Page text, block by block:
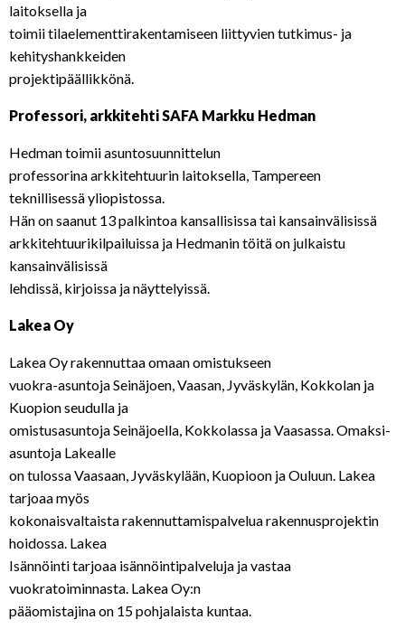
laitoksella ja
toimii tilaelementtirakentamiseen liittyvien tutkimus- ja
kehityshankkeiden
projektipäällikkönä.
Professori, arkkitehti SAFA Markku Hedman
Hedman toimii asuntosuunnittelun
professorina arkkitehtuurin laitoksella, Tampereen
teknillisessä yliopistossa.
Hän on saanut 13 palkintoa kansallisissa tai kansainvälisissä
arkkitehtuurikilpailuissa ja Hedmanin töitä on julkaistu
kansainvälisissä
lehdissä, kirjoissa ja näyttelyissä.
Lakea Oy
Lakea Oy rakennuttaa omaan omistukseen
vuokra-asuntoja Seinäjoen, Vaasan, Jyväskylän, Kokkolan ja
Kuopion seudulla ja
omistusasuntoja Seinäjoella, Kokkolassa ja Vaasassa. Omaksi-
asuntoja Lakealle
on tulossa Vaasaan, Jyväskylään, Kuopioon ja Ouluun. Lakea
tarjoaa myös
kokonaisvaltaista rakennuttamispalvelua rakennusprojektin
hoidossa. Lakea
Isännöinti tarjoaa isännöintipalveluja ja vastaa
vuokratoiminnasta. Lakea Oy:n
pääomistajina on 15 pohjalaista kuntaa.